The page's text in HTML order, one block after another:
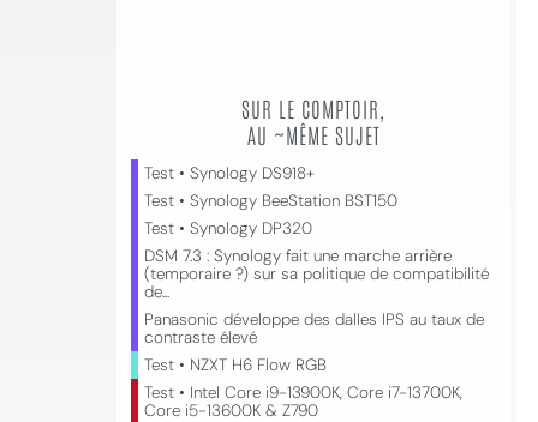
SUR LE COMPTOIR,
AU ~MÊME SUJET
Test • Synology DS918+
Test • Synology BeeStation BST150
Test • Synology DP320
DSM 7.3 : Synology fait une marche arrière
(temporaire ?) sur sa politique de compatibilité
de...
Panasonic développe des dalles IPS au taux de
contraste élevé
Test • NZXT H6 Flow RGB
Test • Intel Core i9-13900K, Core i7-13700K,
Core i5-13600K & Z790